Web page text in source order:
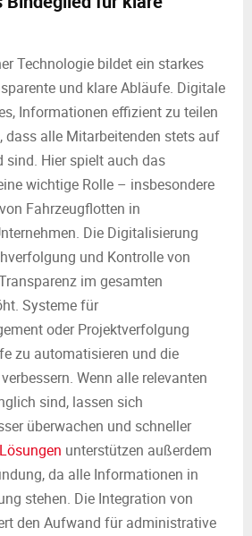
Technologie bildet ein starkes
und klare Abläufe. Digitale
Informationen effizient zu teilen
dass alle Mitarbeitenden stets auf
sind. Hier spielt auch das
wichtige Rolle – insbesondere
Fahrzeugflotten in
Die Digitalisierung
und Kontrolle von
im gesamten
Systeme für
oder Projektverfolgung
zu automatisieren und die
Wenn alle relevanten
sind, lassen sich
überwachen und schneller
unterstützen außerdem
da alle Informationen in
stehen. Die Integration von
den Aufwand für administrative